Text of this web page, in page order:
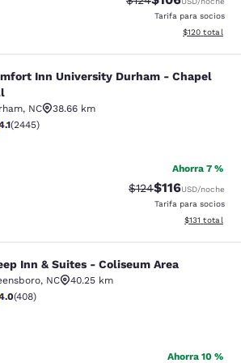
Tarifa para socios
Ver detalles
$120 total
University Durham -
Inn University Durham - Chapel
, NC
38.66 km
de 4.07 estrellas. Muy bueno. 2445
(2445)
Ahorra 7 %
Precio tachado:
$124Precio con
$116USD/noche
Tarifa para socios
Ver detalles
$131 total
- Coliseum Area
Inn & Suites - Coliseum Area
, NC
40.25 km
de 4.02 estrellas. Muy bueno. 408 reseñas
(408)
Ahorra 10 %